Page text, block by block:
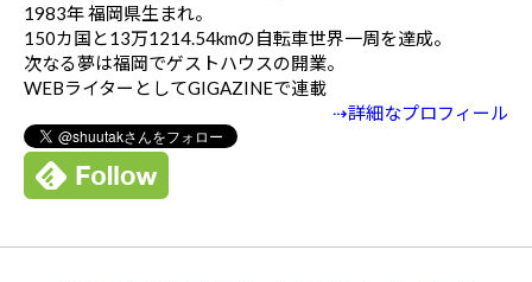
1983年 福岡県生まれ。
150カ国と13万1214.54kmの自転車世界一周を達成。
次なる夢は福岡でゲストハウスの開業。
WEBライターとしてGIGAZINEで連載
⇢詳細なプロフィール